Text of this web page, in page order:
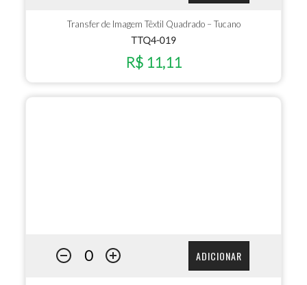
Transfer de Imagem Têxtil Quadrado – Tucano
TTQ4-019
R$ 11,11
ADICIONAR